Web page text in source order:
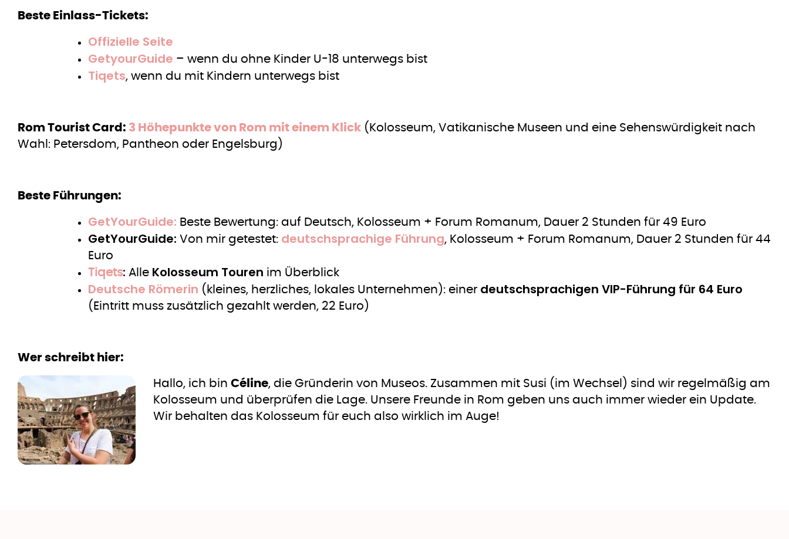
Beste Einlass-Tickets:
Offizielle Seite
GetyourGuide – wenn du ohne Kinder U-18 unterwegs bist
Tiqets, wenn du mit Kindern unterwegs bist
Rom Tourist Card: 3 Höhepunkte von Rom mit einem Klick (Kolosseum, Vatikanische Museen und eine Sehenswürdigkeit nach
Wahl: Petersdom, Pantheon oder Engelsburg)
Beste Führungen:
GetYourGuide: Beste Bewertung: auf Deutsch, Kolosseum + Forum Romanum, Dauer 2 Stunden für 49 Euro
GetYourGuide: Von mir getestet: deutschsprachige Führung, Kolosseum + Forum Romanum, Dauer 2 Stunden für 44
Euro
Tiqets: Alle Kolosseum Touren im Überblick
Deutsche Römerin (kleines, herzliches, lokales Unternehmen): einer deutschsprachigen VIP-Führung für 64 Euro
(Eintritt muss zusätzlich gezahlt werden, 22 Euro)
Wer schreibt hier:
Hallo, ich bin Céline, die Gründerin von Museos. Zusammen mit Susi (im Wechsel) sind wir regelmäßig am
Kolosseum und überprüfen die Lage. Unsere Freunde in Rom geben uns auch immer wieder ein Update.
Wir behalten das Kolosseum für euch also wirklich im Auge!